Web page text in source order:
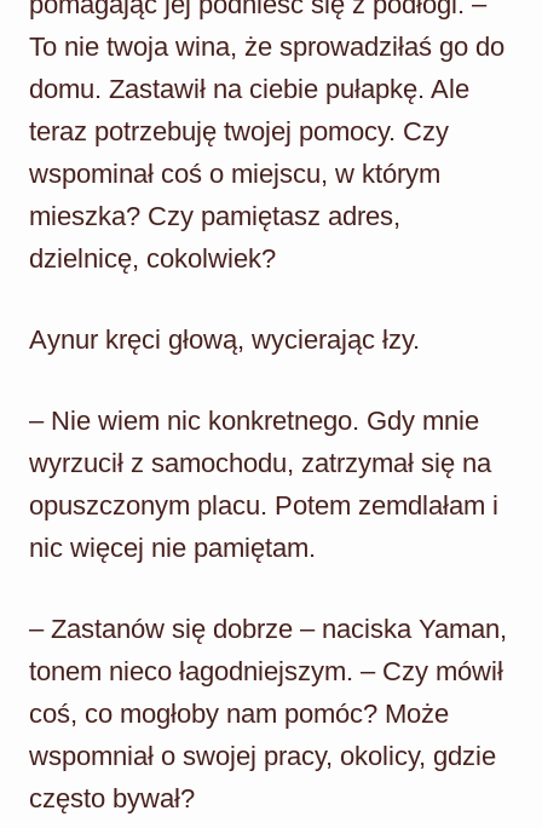
To nie twoja wina, że sprowadziłaś go do
domu. Zastawił na ciebie pułapkę. Ale
teraz potrzebuję twojej pomocy. Czy
wspominał coś o miejscu, w którym
mieszka? Czy pamiętasz adres,
dzielnicę, cokolwiek?
Aynur kręci głową, wycierając łzy.
– Nie wiem nic konkretnego. Gdy mnie
wyrzucił z samochodu, zatrzymał się na
opuszczonym placu. Potem zemdlałam i
nic więcej nie pamiętam.
– Zastanów się dobrze – naciska Yaman,
tonem nieco łagodniejszym. – Czy mówił
coś, co mogłoby nam pomóc? Może
wspomniał o swojej pracy, okolicy, gdzie
często bywał?